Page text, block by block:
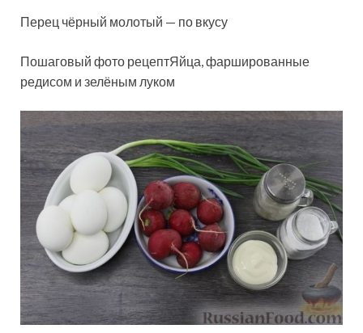
Перец чёрный молотый — по вкусу
Пошаговый фото рецептЯйца, фаршированные
редисом и зелёным луком